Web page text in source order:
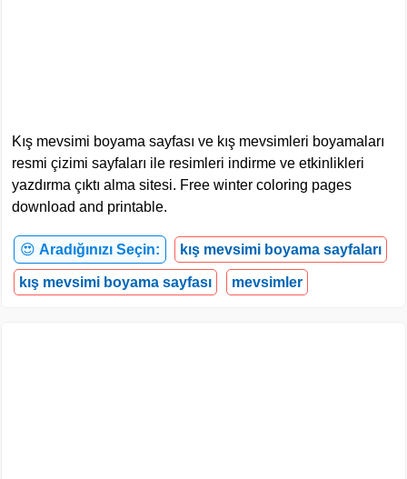
Kış mevsimi boyama sayfası ve kış mevsimleri boyamaları
resmi çizimi sayfaları ile resimleri indirme ve etkinlikleri
yazdırma çıktı alma sitesi. Free winter coloring pages
download and printable.
😍 Aradığınızı Seçin: kış mevsimi boyama sayfaları
kış mevsimi boyama sayfası mevsimler